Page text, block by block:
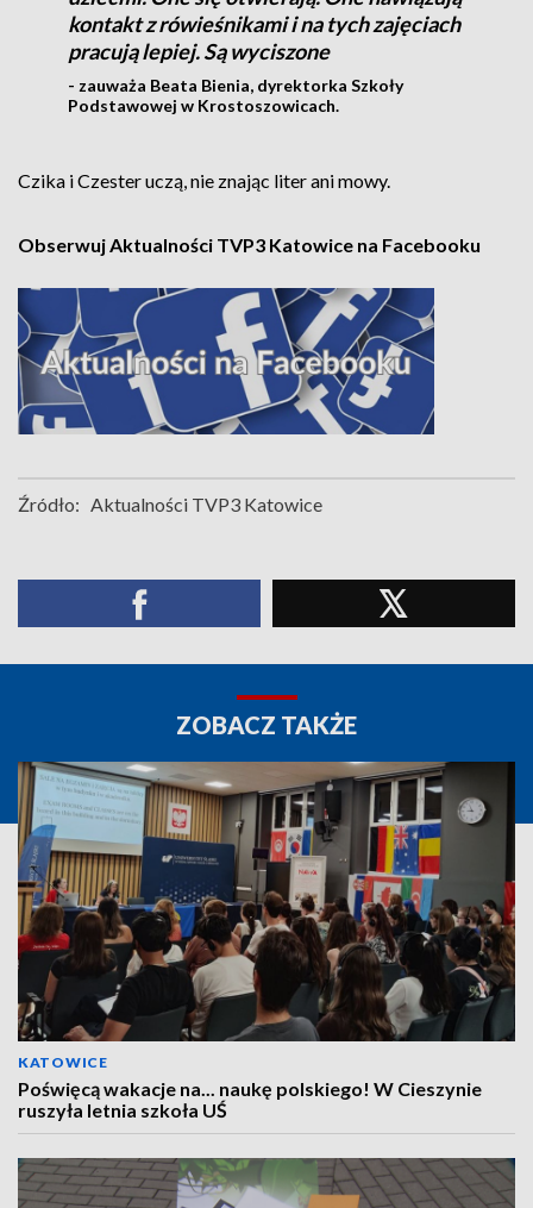
kontakt z rówieśnikami i na tych zajęciach
pracują lepiej. Są wyciszone
- zauważa Beata Bienia, dyrektorka Szkoły
Podstawowej w Krostoszowicach.
Czika i Czester uczą, nie znając liter ani mowy.
Obserwuj Aktualności TVP3 Katowice na Facebooku
Źródło: Aktualności TVP3 Katowice
ZOBACZ TAKŻE
KATOWICE
Poświęcą wakacje na... naukę polskiego! W Cieszynie
ruszyła letnia szkoła UŚ